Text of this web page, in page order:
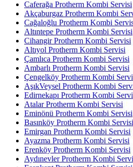
Caferağa Protherm Kombi Servisi
Akçaburgaz Protherm Kombi
Cağaloğlu Protherm Kombi
Altıntepe Protherm Kombi Servisi
Cihangir Protherm Kombi Servisi
Altıyol Protherm Kombi Servisi
Çamlıca Protherm Kombi Servisi
Ambarlı Protherm Kombi Servisi
Çengelköy Protherm Kombi
AşıkVeysel Protherm Kombi
Edirnekapı Protherm Kombi
Atalar Protherm Kombi Servisi
Eminönü Protherm Kombi Servisi
Basınköy Protherm Kombi Servisi
Emirgan Protherm Kombi Servisi
Ayazma Protherm Kombi Servisi
Erenköy Protherm Kombi Servisi
Aydınevler Protherm Kombi